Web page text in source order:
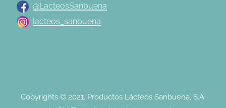
@LacteosSanbuena
lacteos_sanbuena
Copyrights © 2021. Productos Lácteos Sanbuena, S.A.